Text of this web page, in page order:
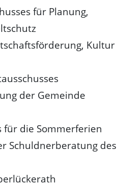
für Planung,
Kultur
der Gemeinde
für die Sommerferien
Schuldnerberatung des